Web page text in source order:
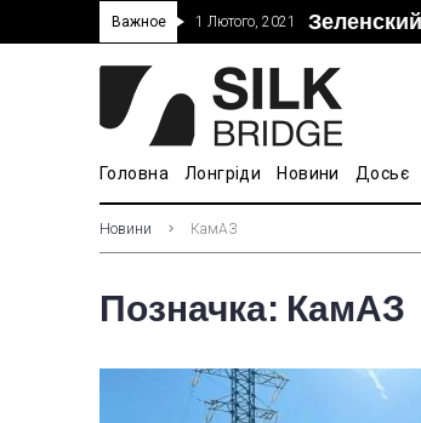
Важное 1 Лютого, 2021
Прошло
“Дочка”
В
Головна Лонгріди Новини Досьє
Новини КамАЗ
Позначка: КамАЗ